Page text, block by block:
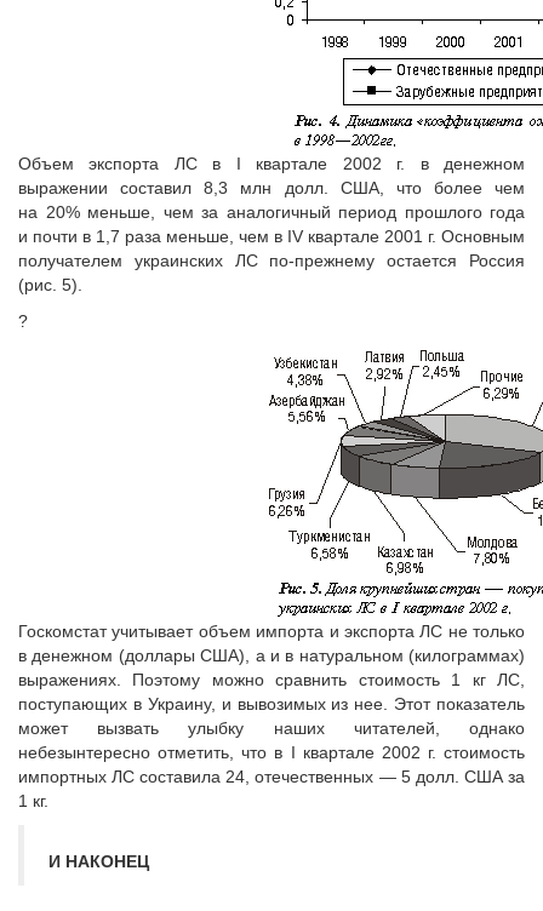
Объем экспорта ЛС в I квартале 2002 г. в денежном
выражении составил 8,3 млн долл. США, что более чем
на 20% меньше, чем за аналогичный период прошлого года
и почти в 1,7 раза меньше, чем в IV квартале 2001 г. Основным
получателем украинских ЛС по-прежнему остается Россия
(рис. 5).
?
Госкомстат учитывает объем импорта и экспорта ЛС не только
в денежном (доллары США), а и в натуральном (килограммах)
выражениях. Поэтому можно сравнить стоимость 1 кг ЛС,
поступающих в Украину, и вывозимых из нее. Этот показатель
может вызвать улыбку наших читателей, однако
небезынтересно отметить, что в I квартале 2002 г. стоимость
импортных ЛС составила 24, отечественных — 5 долл. США за
1 кг.
И НАКОНЕЦ